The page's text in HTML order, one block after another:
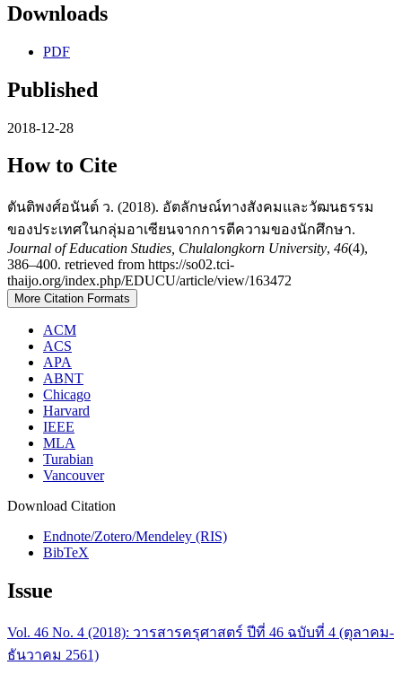
Downloads
PDF
Published
2018-12-28
How to Cite
ตันติพงศ์อนันต์ ว. (2018). อัตลักษณ์ทางสังคมและวัฒนธรรม
ของประเทศในกลุ่มอาเซียนจากการตีความของนักศึกษา.
Journal of Education Studies, Chulalongkorn University, 46(4),
386–400. retrieved from https://so02.tci-
thaijo.org/index.php/EDUCU/article/view/163472
More Citation Formats
ACM
ACS
APA
ABNT
Chicago
Harvard
IEEE
MLA
Turabian
Vancouver
Download Citation
Endnote/Zotero/Mendeley (RIS)
BibTeX
Issue
Vol. 46 No. 4 (2018): วารสารครุศาสตร์ ปีที่ 46 ฉบับที่ 4 (ตุลาคม-
ธันวาคม 2561)